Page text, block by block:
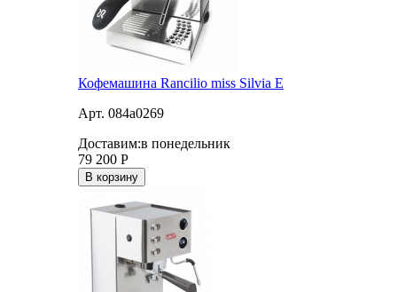
Кофемашина Rancilio miss Silvia E
Арт. 084a0269
Доставим:в понедельник
79 200 Р
В корзину